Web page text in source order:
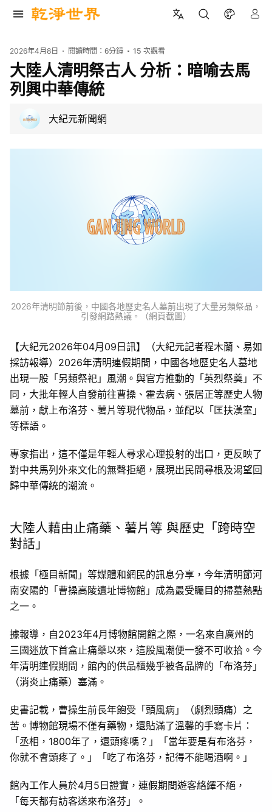
2026年4月8日 閱讀時間：6分鐘 15 次觀看
大陸人清明祭古人 分析：暗喻去馬
列興中華傳統
大紀元新聞網
2026年清明節前後，中國各地歷史名人墓前出現了大量另類祭品，
引發網路熱議。（網頁截圖）
【大紀元2026年04月09日訊】（大紀元記者程木蘭、易如
採訪報導）2026年清明連假期間，中國各地歷史名人墓地
出現一股「另類祭祀」風潮。與官方推動的「英烈祭奠」不
同，大批年輕人自發前往曹操、霍去病、張居正等歷史人物
墓前，獻上布洛芬、薯片等現代物品，並配以「匡扶漢室」
等標語。
專家指出，這不僅是年輕人尋求心理投射的出口，更反映了
對中共馬列外來文化的無聲拒絕，展現出民間尋根及渴望回
歸中華傳統的潮流。
大陸人藉由止痛藥、薯片等 與歷史「跨時空
對話」
根據「極目新聞」等媒體和網民的訊息分享，今年清明節河
南安陽的「曹操高陵遺址博物館」成為最受矚目的掃墓熱點
之一。
據報導，自2023年4月博物館開館之際，一名來自廣州的
三國迷放下首盒止痛藥以來，這股風潮便一發不可收拾。今
年清明連假期間，館內的供品櫃幾乎被各品牌的「布洛芬」
（消炎止痛藥）塞滿。
史書記載，曹操生前長年飽受「頭風病」（劇烈頭痛）之
苦。博物館現場不僅有藥物，還貼滿了溫馨的手寫卡片：
「丞相，1800年了，還頭疼嗎？」「當年要是有布洛芬，
你就不會頭疼了。」「吃了布洛芬，記得不能喝酒啊。」
館內工作人員於4月5日證實，連假期間遊客絡繹不絕，
「每天都有訪客送來布洛芬」。